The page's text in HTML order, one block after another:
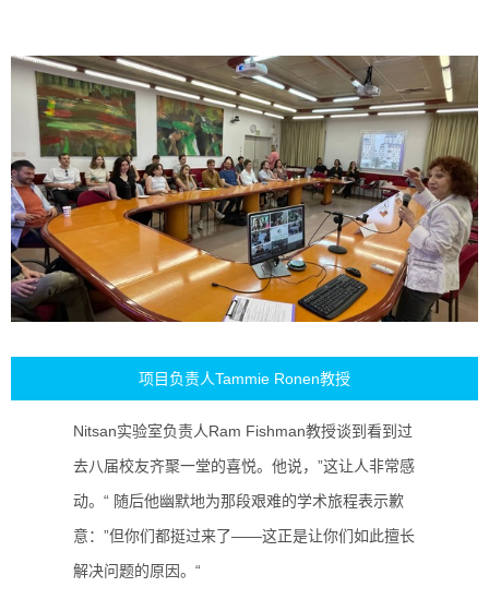
项目负责人Tammie Ronen教授
Nitsan实验室负责人Ram Fishman教授谈到看到过
去八届校友齐聚一堂的喜悦。他说，”这让人非常感
动。“ 随后他幽默地为那段艰难的学术旅程表示歉
意：”但你们都挺过来了——这正是让你们如此擅长
解决问题的原因。“